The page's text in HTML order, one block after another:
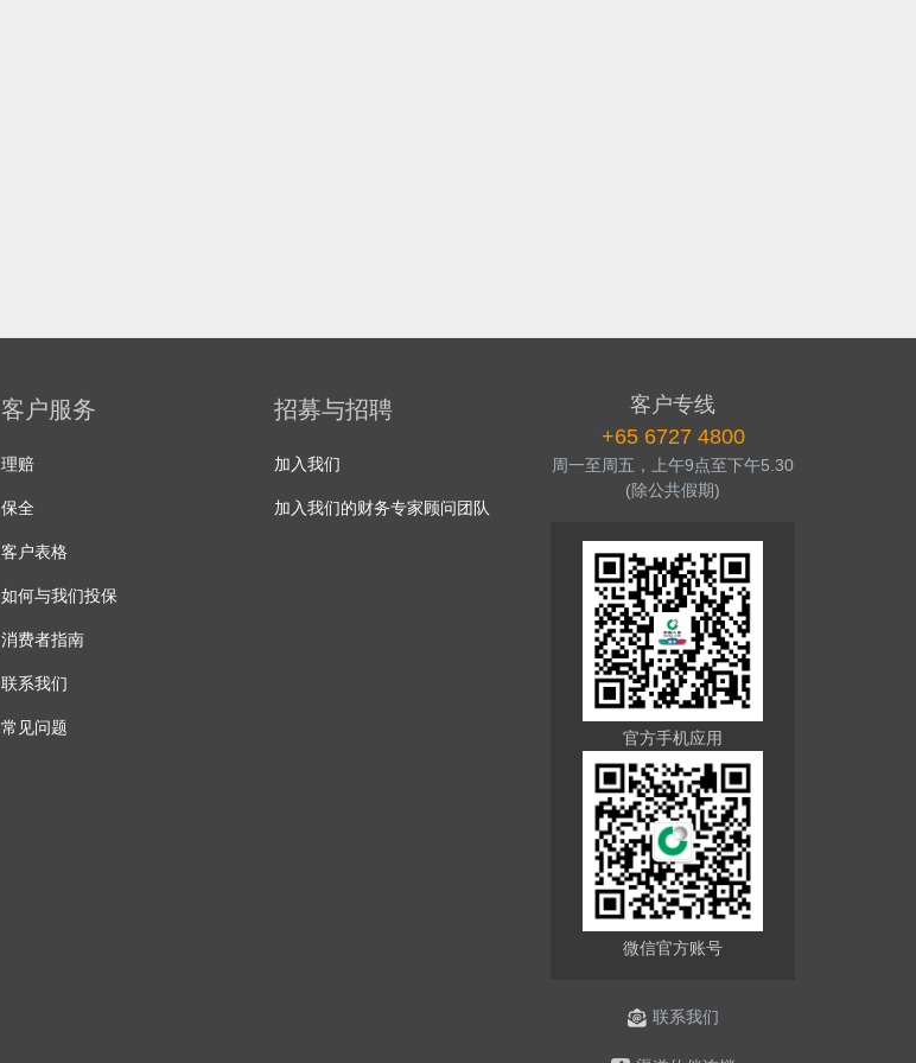
客户服务
理赔
保全
客户表格
如何与我们投保
消费者指南
联系我们
常见问题
招募与招聘
加入我们
加入我们的财务专家顾问团队
客户专线
+65 6727 4800
周一至周五，上午9点至下午5.30
(除公共假期)
官方手机应用
微信官方账号
联系我们